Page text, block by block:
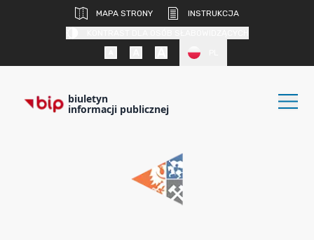
MAPA STRONY
INSTRUKCJA
biuletyn
informacji publicznej